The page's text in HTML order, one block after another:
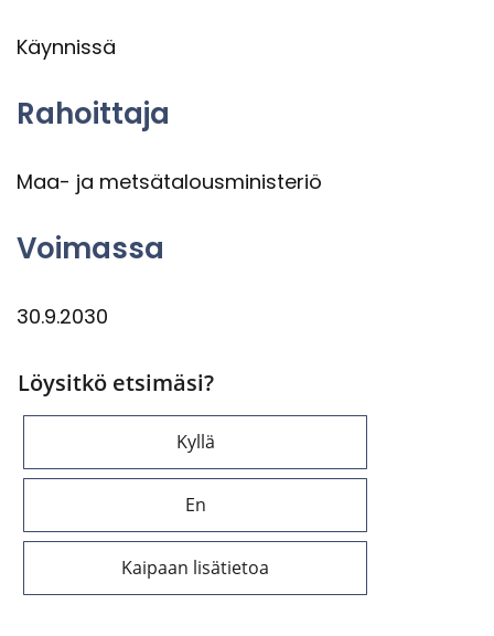
Käyn­nis­sä
Ra­hoit­ta­ja
Maa- ja met­sä­ta­lous­mi­nis­te­riö
Voi­mas­sa
30.9.2030
Löysitkö etsimäsi?
Kyllä
En
Kaipaan lisätietoa